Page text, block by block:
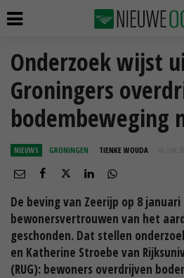
Onderzoek wijst
Groningers
bodembeweging
NIEUWS GRONINGEN TIENKE WOUDA 06 JUN
De beving van Zeerijp op 8
bewonersvertrouwen van het
geschonden. Dat stellen
en Katherine Stroebe van
(RUG): bewoners overdrijven